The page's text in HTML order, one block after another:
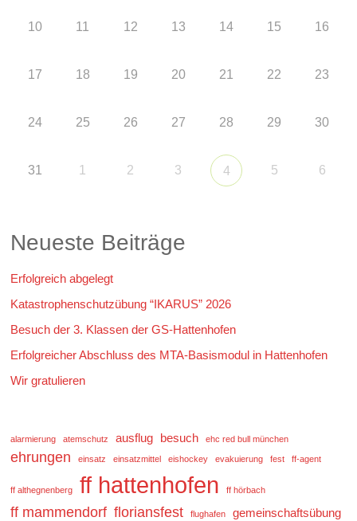
10 11 12 13 14 15 16
17 18 19 20 21 22 23
24 25 26 27 28 29 30
31 1 2 3 4 5 6
Neueste Beiträge
Erfolgreich abgelegt
Katastrophenschutzübung “IKARUS” 2026
Besuch der 3. Klassen der GS-Hattenhofen
Erfolgreicher Abschluss des MTA-Basismodul in Hattenhofen
Wir gratulieren
alarmierung atemschutz ausflug besuch ehc red bull münchen
ehrungen einsatz einsatzmittel eishockey evakuierung fest ff-agent
ff althegnenberg ff hattenhofen ff hörbach
ff mammendorf floriansfest flughafen gemeinschaftsübung